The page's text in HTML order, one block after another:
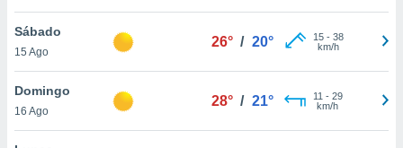
cookies
aceptar
Sábado
15 Ago
26° / 20° 15- 38
km/h
Domingo
16 Ago
28° / 21° 11 - 29
km/h